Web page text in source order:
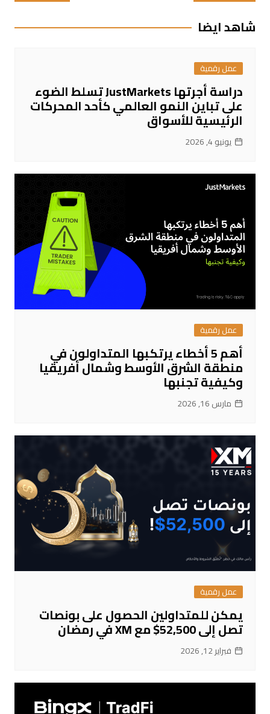
شاهد ايضا
عمل رقمية
دراسة أجرتها JustMarkets تسلط الضوء
على تباين النمو العالمي كأحد المحركات
الرئيسية للأسواق
يونيو 4, 2026
عمل رقمية
أهم 5 أخطاء يرتكبها المتداولون في
منطقة الشرق الأوسط وشمال أفريقيا
وكيفية تجنبها
مارس 16, 2026
عمل رقمية
يمكن للمتداولين الحصول على بونصات
تصل إلى 52,500$ مع XM في رمضان
فبراير 12, 2026